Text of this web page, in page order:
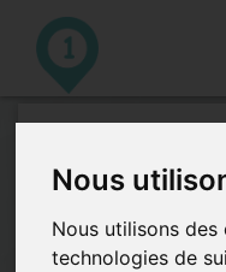
Nous
Nous utilisons
technologies de
grâce à la
Jobbers.